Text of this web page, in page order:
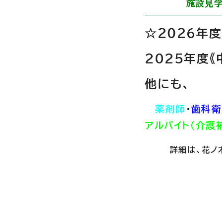
施設見
☆２０２６年度
2025年度《中
他にも、
薬剤師 ・ 歯科
アルバイト（介護
詳細は、花